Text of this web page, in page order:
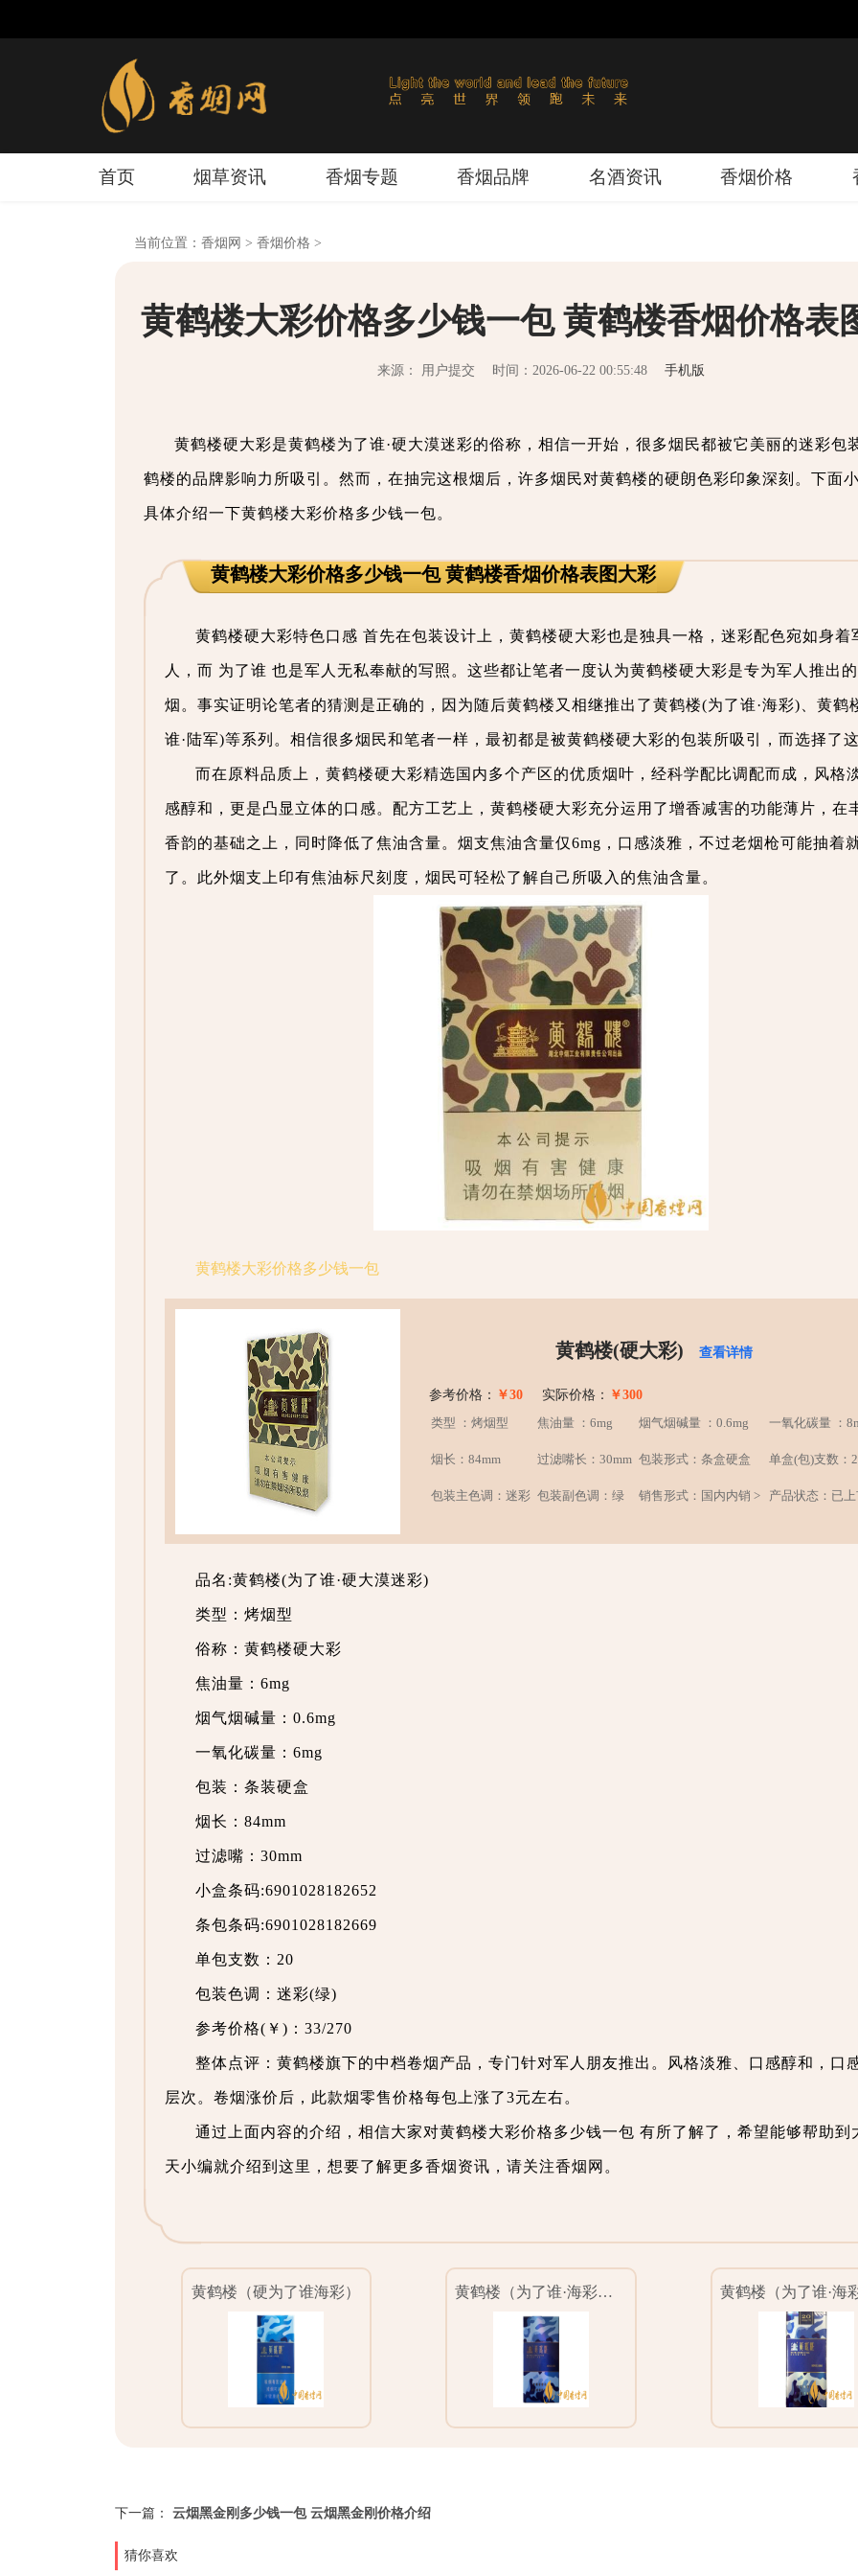
首页 烟草资讯 香烟专题 香烟品牌 名酒资讯 香烟价格
当前位置： 香烟网 > 香烟价格 >
黄鹤楼大彩价格多少钱一包 黄鹤楼香烟价格表
来源： 用户提交 时间：2026-06-22 00:55:48 手机版
黄鹤楼硬大彩是黄鹤楼为了谁·硬大漠迷彩的俗称，相信一开始，很多烟民都被它美丽的迷彩包
鹤楼的品牌影响力所吸引。然而，在抽完这根烟后，许多烟民对黄鹤楼的硬朗色彩印象深刻。下面
具体介绍一下黄鹤楼大彩价格多少钱一包。
黄鹤楼大彩价格多少钱一包 黄鹤楼香烟价格表图大彩
黄鹤楼硬大彩特色口感 首先在包装设计上，黄鹤楼硬大彩也是独具一格，迷彩配色宛如身着
人，而 为了谁 也是军人无私奉献的写照。这些都让笔者一度认为黄鹤楼硬大彩是专为军人推出
烟。事实证明论笔者的猜测是正确的，因为随后黄鹤楼又相继推出了黄鹤楼(为了谁·海彩)、黄鹤
谁·陆军)等系列。相信很多烟民和笔者一样，最初都是被黄鹤楼硬大彩的包装所吸引，而选择了这
而在原料品质上，黄鹤楼硬大彩精选国内多个产区的优质烟叶，经科学配比调配而成，风格
感醇和，更是凸显立体的口感。配方工艺上，黄鹤楼硬大彩充分运用了增香减害的功能薄片，在
香韵的基础之上，同时降低了焦油含量。烟支焦油含量仅6mg，口感淡雅，不过老烟枪可能抽着
了。此外烟支上印有焦油标尺刻度，烟民可轻松了解自己所吸入的焦油含量。
黄鹤楼大彩价格多少钱一包
黄鹤楼(硬大彩) 查看详情
参考价格： ￥30 实际价格： ￥300
类型 ：烤烟型
焦油量 ：6mg 烟气烟碱量 ：0.6mg 一氧化碳量 ：
烟长：84mm 过滤嘴长：30mm 包装形式：条盒硬盒 单盒(包)支数：
包装主色调：迷彩 包装副色调：绿 销售形式：国内内销 > 产品状态：已
品名:黄鹤楼(为了谁·硬大漠迷彩)
类型：烤烟型
俗称：黄鹤楼硬大彩
焦油量：6mg
烟气烟碱量：0.6mg
一氧化碳量：6mg
包装：条装硬盒
烟长：84mm
过滤嘴：30mm
小盒条码:6901028182652
条包条码:6901028182669
单包支数：20
包装色调：迷彩(绿)
参考价格(￥)：33/270
整体点评：黄鹤楼旗下的中档卷烟产品，专门针对军人朋友推出。风格淡雅、口感醇和，口
层次。卷烟涨价后，此款烟零售价格每包上涨了3元左右。
通过上面内容的介绍，相信大家对黄鹤楼大彩价格多少钱一包 有所了解了，希望能够帮助到
天小编就介绍到这里，想要了解更多香烟资讯，请关注香烟网。
黄鹤楼（硬为了谁海彩） 黄鹤楼（为了谁·海彩硬）
下一篇： 云烟黑金刚多少钱一包 云烟黑金刚价格介绍
猜你喜欢